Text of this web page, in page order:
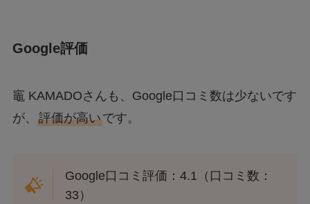
Google評価
竈 KAMADOさんも、Google口コミ数は少ないです
が、 評価が高いです。
Google口コミ評価：4.1（口コミ数：
33）